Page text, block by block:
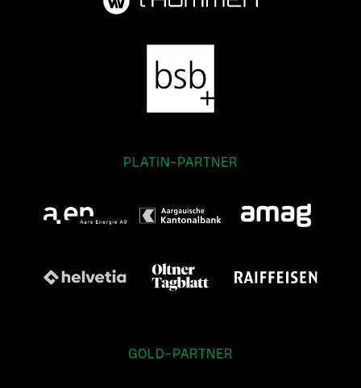
PLATIN-PARTNER
GOLD-PARTNER